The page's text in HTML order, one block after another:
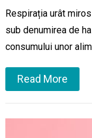
Respirația urât
sub denumirea de
consumului unor
Read More